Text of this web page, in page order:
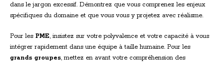
dans le jargon excessif. Démontrez que vous comprenez les enjeux
spécifiques du domaine et que vous vous y projetez avec réalisme.
Pour les PME, insistez sur votre polyvalence et votre capacité à vous
intégrer rapidement dans une équipe à taille humaine. Pour les
grands groupes, mettez en avant votre compréhension des